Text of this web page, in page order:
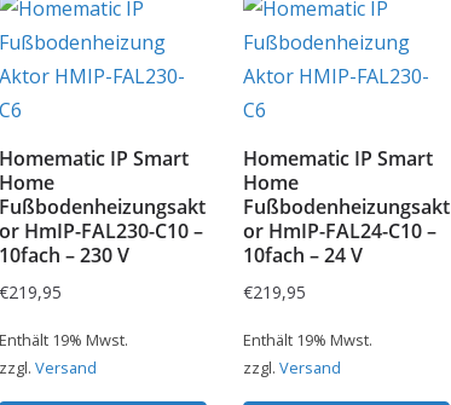
Homematic IP Smart
Home
Fußbodenheizungsakt
or HmIP-FAL230-C10 –
10fach – 230 V
€219,95
Enthält 19% Mwst.
zzgl. Versand
Homematic IP Smart
Home
Fußbodenheizungsakt
or HmIP-FAL24-C10 –
10fach – 24 V
€219,95
Enthält 19% Mwst.
zzgl. Versand